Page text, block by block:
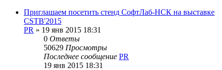
Приглашаем посетить стенд СофтЛаб-НСК на выставке
CSTB'2015
PR » 19 янв 2015 18:31
0 Ответы
50629 Просмотры
Последнее сообщение PR
19 янв 2015 18:31